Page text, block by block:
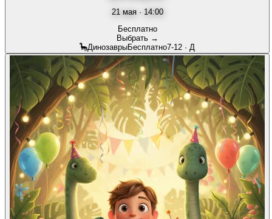
21 мая · 14:00
Бесплатно
Выбрать →
🦕ДинозаврыБесплатно7-12 · Д